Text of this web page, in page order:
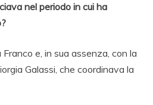
nel periodo in cui ha
e, in sua assenza, con la
Galassi, che coordinava la